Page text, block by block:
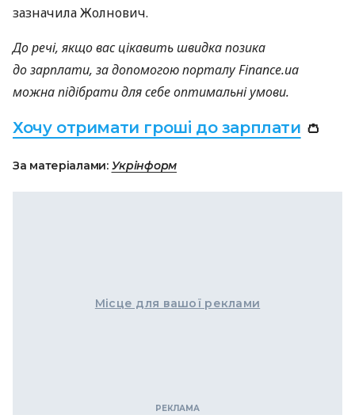
зазначила Жолнович.
До речі, якщо вас цікавить швидка позика
до зарплати, за допомогою порталу Finance.ua
можна підібрати для себе оптимальні умови.
Хочу отримати гроші до зарплати 👛
За матеріалами: Укрінформ
Місце для вашої реклами